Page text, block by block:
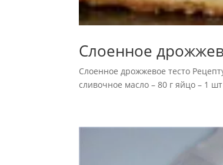
Слоенное
Слоенное дрожжевое тесто
сливочное масло – 80 г яйцо – 1